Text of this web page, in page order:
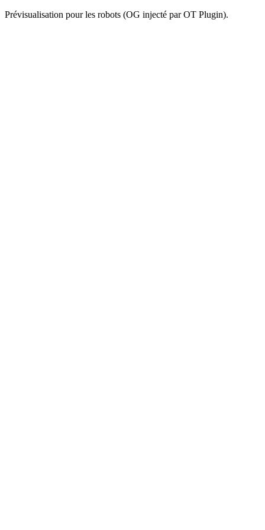
Prévisualisation pour les robots (OG injecté par OT Plugin).